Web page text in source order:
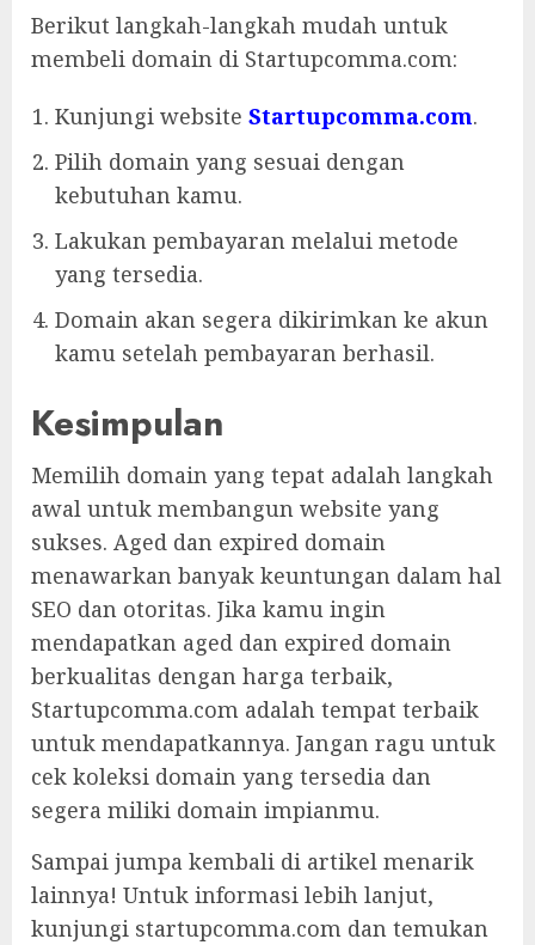
Berikut langkah-langkah mudah untuk
membeli domain di Startupcomma.com:
Kunjungi website Startupcomma.com.
Pilih domain yang sesuai dengan
kebutuhan kamu.
Lakukan pembayaran melalui metode
yang tersedia.
Domain akan segera dikirimkan ke akun
kamu setelah pembayaran berhasil.
Kesimpulan
Memilih domain yang tepat adalah langkah
awal untuk membangun website yang
sukses. Aged dan expired domain
menawarkan banyak keuntungan dalam hal
SEO dan otoritas. Jika kamu ingin
mendapatkan aged dan expired domain
berkualitas dengan harga terbaik,
Startupcomma.com adalah tempat terbaik
untuk mendapatkannya. Jangan ragu untuk
cek koleksi domain yang tersedia dan
segera miliki domain impianmu.
Sampai jumpa kembali di artikel menarik
lainnya! Untuk informasi lebih lanjut,
kunjungi startupcomma.com dan temukan